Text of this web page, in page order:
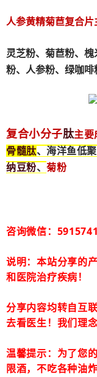
人参黄精菊苣复合片
灵芝粉、 菊苣粉、 槐
粉、人参粉、绿咖
复合小分子肽主要
骨髓肽、海洋鱼低聚
纳豆粉、菊粉
咨询微信：
说明：本站分享的
和医院治疗疾病！
分享内容均转自互
去看医生！我们理
温馨提示：为了您
限酒，不吃各种油